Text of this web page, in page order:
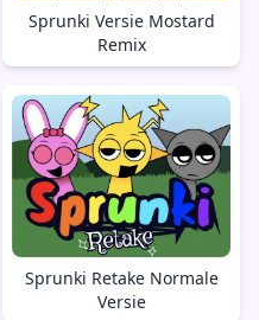
Sprunki Versie Mostard
Remix
Sprunki Retake Normale
Versie